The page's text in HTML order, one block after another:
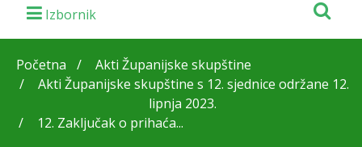
Početna
Akti Županijske skupštine
Akti Županijske skupštine s 12. sjednice održane 12.
lipnja 2023.
12. Zaključak o prihaća...